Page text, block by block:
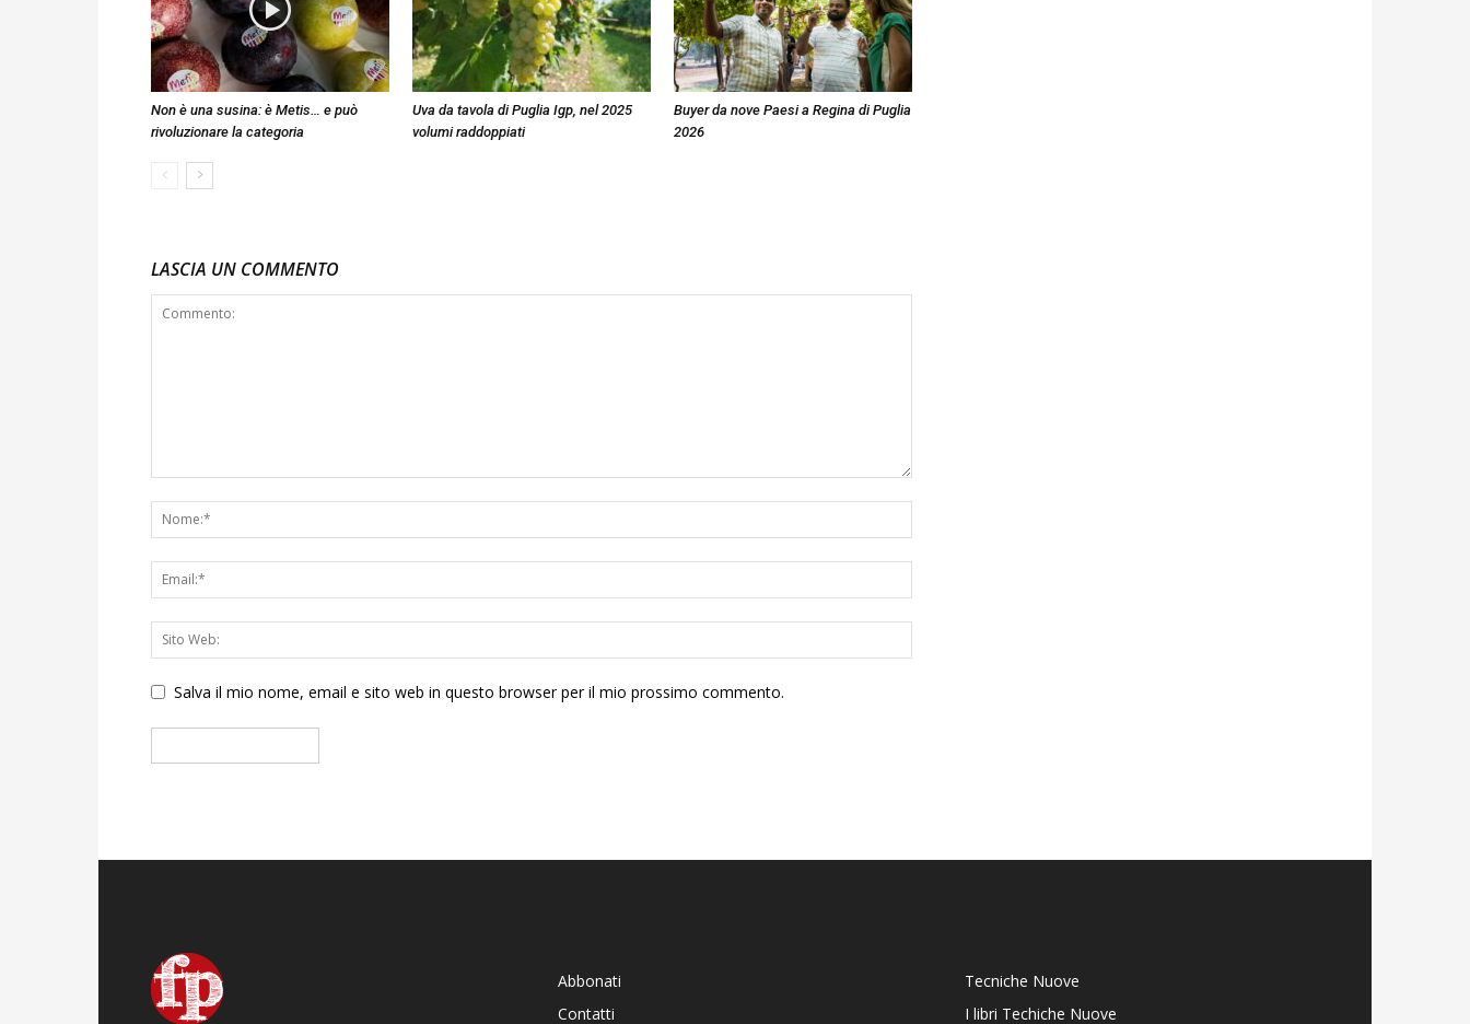
Non è una susina: è Metis… e può
rivoluzionare la categoria
Uva da tavola di Puglia Igp, nel 2025
volumi raddoppiati
Buyer da nove Paesi a Regina di Puglia
2026
LASCIA UN COMMENTO
Salva il mio nome, email e sito web in questo browser per il mio prossimo commento.
Abbonati
Contatti
Tecniche Nuove
I libri Techiche Nuove